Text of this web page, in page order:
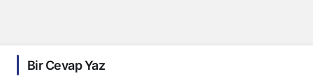
Bir Cevap Yaz